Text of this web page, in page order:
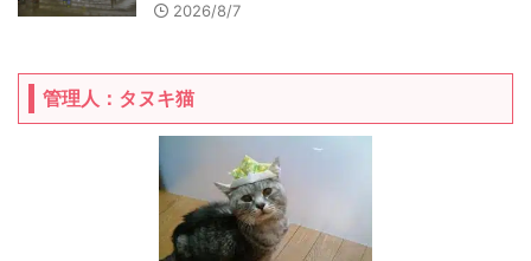
2026/8/7
管理人：タヌキ猫